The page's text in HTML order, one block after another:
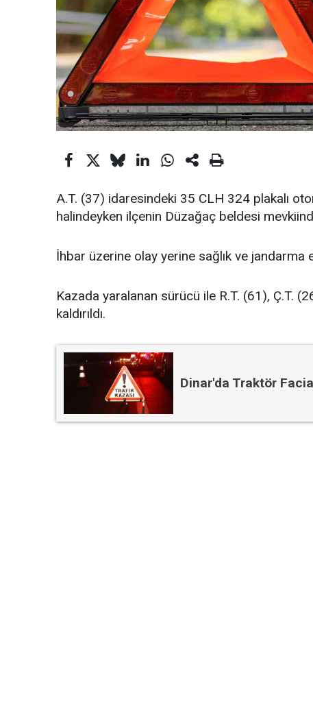
A.T. (37) idaresindeki 35 CLH 324 plakalı
halindeyken ilçenin Düzağaç beldesi
İhbar üzerine olay yerine sağlık ve jandarma
Kazada yaralanan sürücü ile R.T. (61), Ç.T.
kaldırıldı.
Dinar'da Traktör